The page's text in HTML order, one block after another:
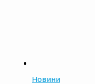
Новини